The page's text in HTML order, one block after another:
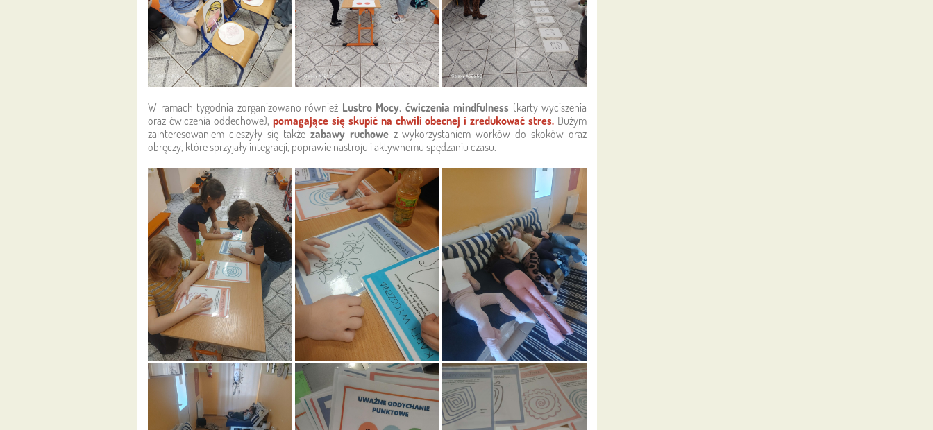
W ramach tygodnia zorganizowano również Lustro Mocy, ćwiczenia mindfulness (karty wyciszenia
oraz ćwiczenia oddechowe), pomagające się skupić na chwili obecnej i zredukować stres. Dużym
zainteresowaniem cieszyły się także zabawy ruchowez wykorzystaniem worków do skoków oraz
obręczy, które sprzyjały integracji, poprawie nastroju i aktywnemu spędzaniu czasu.